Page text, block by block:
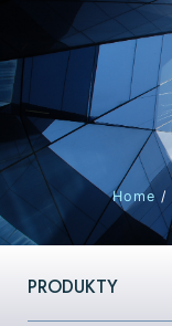
Home/
PRODUKTY